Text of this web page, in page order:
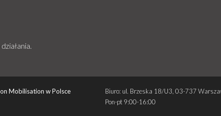
Mobilisation w Polsce
Biuro: ul. Brzeska 18/U3, 03-737
Pon-pt 9:00-16:00